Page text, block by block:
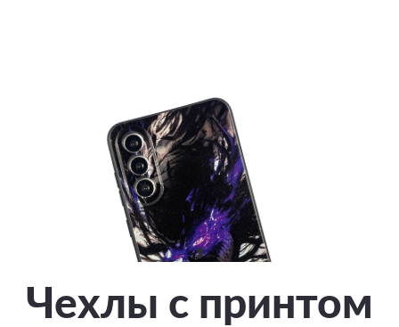
Чехлы с принтом